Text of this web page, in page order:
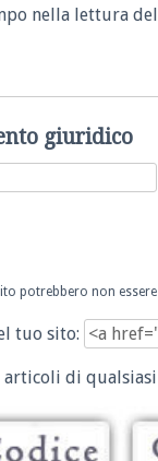
nella lettura
giuridico
potrebbero non
tuo sito:
di